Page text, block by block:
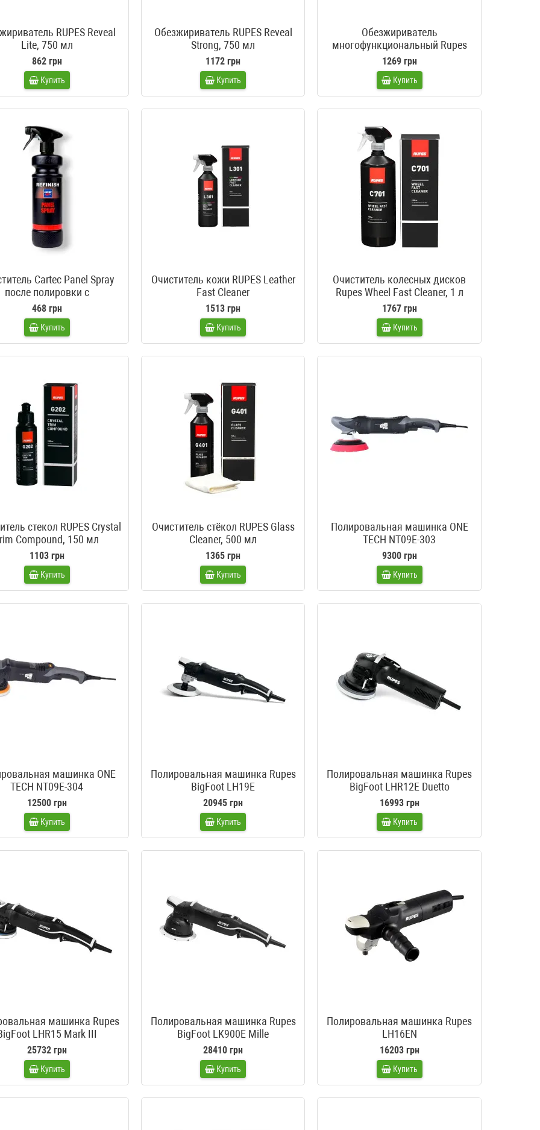
RUPES Reveal
Lite, 750 мл
862 грн
Купить
Обезжириватель RUPES Reveal
Strong, 750 мл
1172 грн
Купить
Обезжириватель
многофункциональный Rupes
Multi Purpose Degreaser, 500 мл
1269 грн
Купить
Cartec Panel Spray
после полировки с
распылителем
468 грн
Купить
Очиститель кожи RUPES Leather
Fast Cleaner
1513 грн
Купить
Очиститель колесных дисков
Rupes Wheel Fast Cleaner, 1 л
1767 грн
Купить
стекол RUPES Crystal
Compound, 150 мл
1103 грн
Купить
Очиститель стёкол RUPES Glass
Cleaner, 500 мл
1365 грн
Купить
Полировальная машинка ONE
TECH NT09E-303
9300 грн
Купить
машинка ONE
TECH NT09E-304
12500 грн
Купить
Полировальная машинка Rupes
BigFoot LH19E
20945 грн
Купить
Полировальная машинка Rupes
BigFoot LHR12E Duetto
16993 грн
Купить
машинка Rupes
LHR15 Mark III
25732 грн
Купить
Полировальная машинка Rupes
BigFoot LK900E Mille
28410 грн
Купить
Полировальная машинка Rupes
LH16EN
16203 грн
Купить